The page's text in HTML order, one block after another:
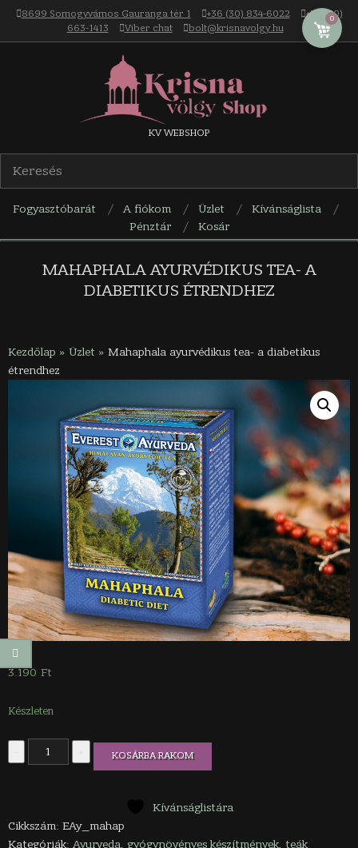
Skip
content
8699 Somogyvámos Gauranga tér 1 +36 (30) 834-6022
+36 (30)
663-1413
Viber chat bolt@krisnavolgy.hu
Krisna-
völgy
webáruház
KV WEBSHOP
Fogyasztóbarát A fiókom Üzlet
Kívánságlista
Pénztár
Kosár
MAHAPHALA AYURVÉDIKUS TEA- A
DIABETIKUS ÉTRENDHEZ
Kezdőlap » Üzlet » Mahaphala ayurvédikus tea- a diabetikus
étrendhez
3.190 Ft
Készleten
Mahaphala
ayurvédikus
étrendhez
mennyiség
KOSÁRBA RAKOM
Kívánságlistára
Cikkszám: EAy_mahap
Kategóriák: Ayurveda, gyógynövényes készítmények, teák
0